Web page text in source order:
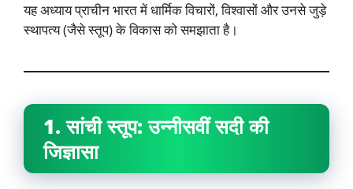
यह अध्याय प्राचीन भारत में धार्मिक विचारों, विश्वासों और उनसे जुड़े
स्थापत्य (जैसे स्तूप) के विकास को समझाता है।
1. सांची स्तूप: उन्नीसवीं सदी की
जिज्ञासा